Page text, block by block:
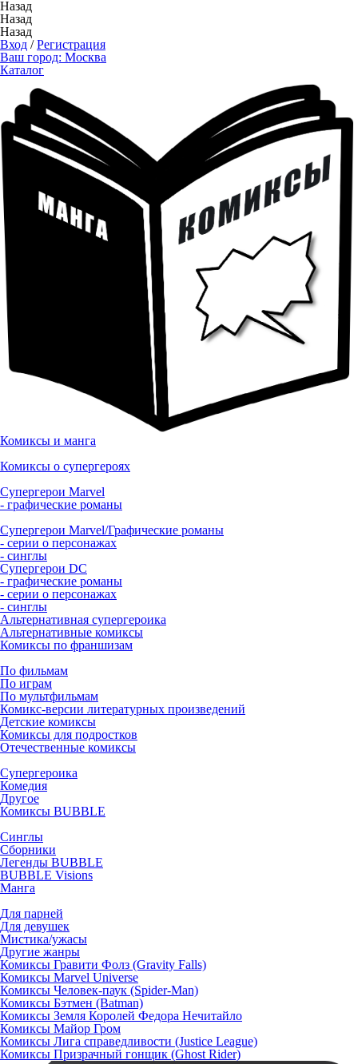
Назад
Назад
Назад
Вход /Регистрация
Ваш город: Москва
Каталог
Комиксы и манга
Комиксы о супергероях
Супергерои Marvel
- графические романы
Супергерои Marvel/Графические романы
- серии о персонажах
- синглы
Супергерои DC
- графические романы
- серии о персонажах
- синглы
Альтернативная супергероика
Альтернативные комиксы
Комиксы по франшизам
По фильмам
По играм
По мультфильмам
Комикс-версии литературных произведений
Детские комиксы
Комиксы для подростков
Отечественные комиксы
Супергероика
Комедия
Другое
Комиксы BUBBLE
Синглы
Сборники
Легенды BUBBLE
BUBBLE Visions
Манга
Для парней
Для девушек
Мистика/ужасы
Другие жанры
Комиксы Гравити Фолз (Gravity Falls)
Комиксы Marvel Universe
Комиксы Человек-паук (Spider-Man)
Комиксы Бэтмен (Batman)
Комиксы Земля Королей Федора Нечитайло
Комиксы Майор Гром
Комиксы Лига справедливости (Justice League)
Комиксы Призрачный гонщик (Ghost Rider)